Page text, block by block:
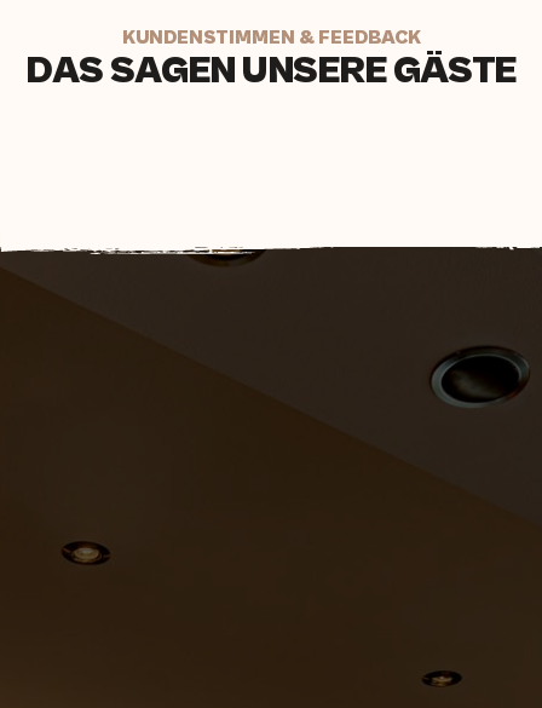
KUNDENSTIMMEN & FEEDBACK
DAS SAGEN UNSERE GÄSTE